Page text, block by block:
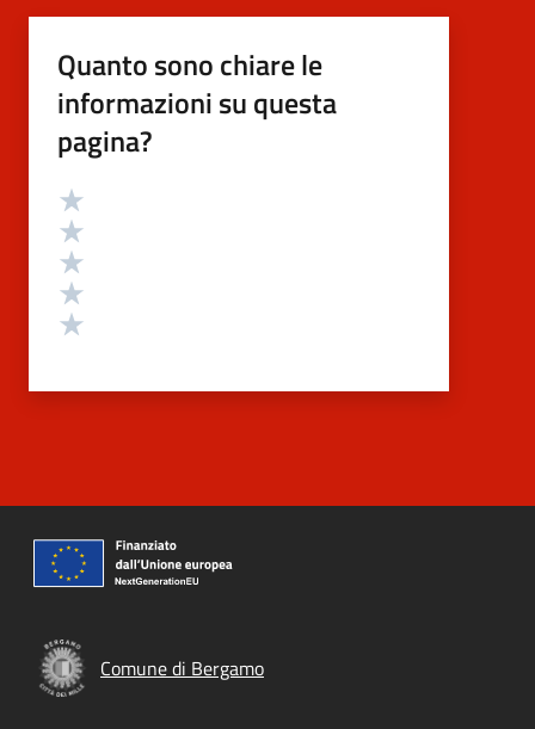
Quanto sono chiare le
informazioni su questa
pagina?
Valutazione
Comune di Bergamo